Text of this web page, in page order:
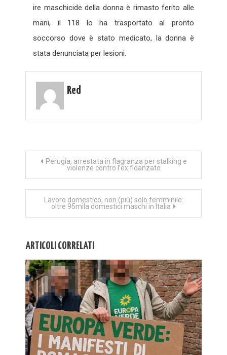
ire maschicide della donna è rimasto ferito alle
mani, il 118 lo ha trasportato al pronto
soccorso dove è stato medicato, la donna è
stata denunciata per lesioni.
Red
Navigazione
Perugia, arrestata in flagranza per stalking e
violenze contro l’ex fidanzato
Lavoro domestico, non (più) solo femminile:
oltre 95mila domestici maschi in Italia
ARTICOLI CORRELATI